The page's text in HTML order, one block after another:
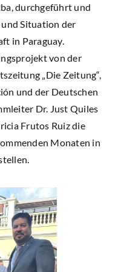
durchgeführt und
Situation der
in Paraguay.
von der
„Die Zeitung“,
und der Deutschen
Dr. Just Quiles
Frutos Ruiz die
Monaten in